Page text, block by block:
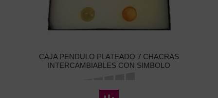
CAJA PENDULO PLATEADO 7 CHACRAS
INTERCAMBIABLES CON SIMBOLO